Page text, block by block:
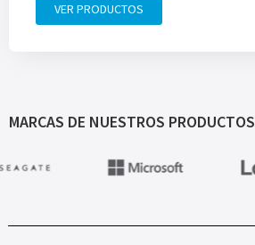
VER PRODUCTOS
MARCAS DE NUESTROS PRODUCTOS